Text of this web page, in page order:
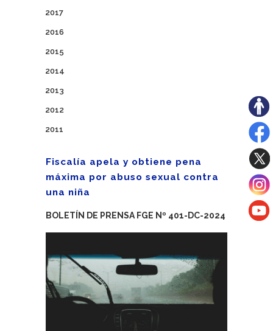
2017
2016
2015
2014
2013
2012
2011
Fiscalía apela y obtiene pena
máxima por abuso sexual contra
una niña
BOLETÍN DE PRENSA FGE Nº 401-DC-2024